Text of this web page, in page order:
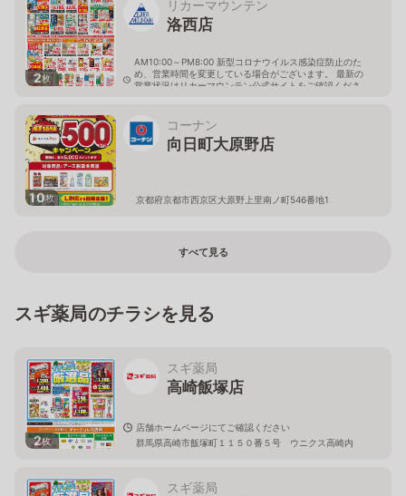
2枚
リカーマウンテン
洛西店
AM10:00～PM8:00 新型コロナウイルス感染症防止のた
め、営業時間を変更している場合がございます。 最新の
営業状況はリカーマウンテン公式サイトをご確認くださ
10枚
コーナン
向日町大原野店
京都府京都市西京区大原野上里南ノ町546番地1
すべて見る
スギ薬局のチラシを見る
2枚
スギ薬局
高崎飯塚店
店舗ホームページにてご確認ください
群馬県高崎市飯塚町１１５０番５号 ウニクス高崎内
スギ薬局